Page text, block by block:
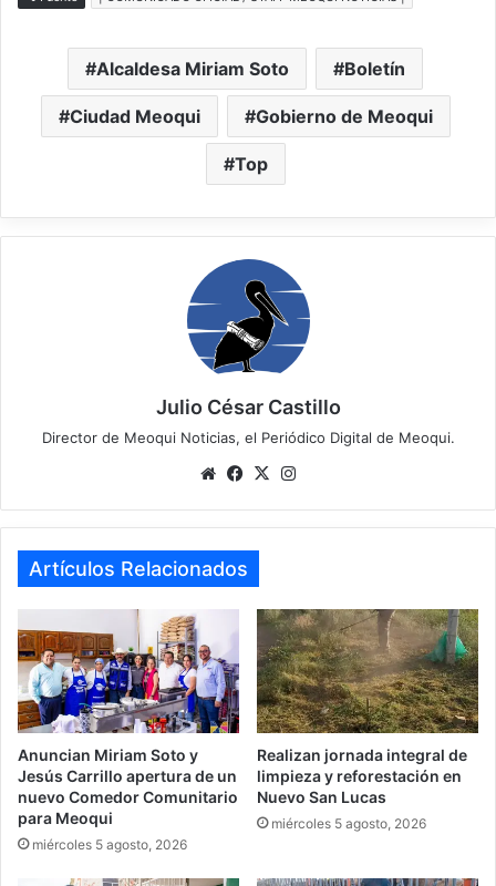
Alcaldesa Miriam Soto Boletín
Ciudad Meoqui Gobierno de Meoqui
Top
Julio César Castillo
Director de Meoqui Noticias, el Periódico Digital de Meoqui.
WebsiteFacebook
X
Artículos Relacionados
Anuncian Miriam Soto y
Jesús Carrillo apertura de un
nuevo Comedor Comunitario
para Meoqui
miércoles 5 agosto, 2026
Realizan jornada integral de
limpieza y reforestación en
Nuevo San Lucas
miércoles 5 agosto, 2026